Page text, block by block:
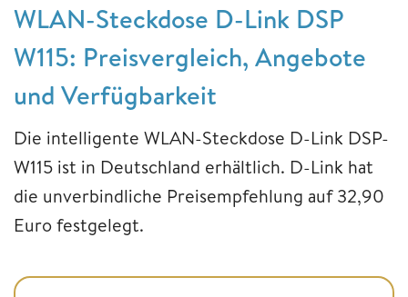
WLAN-Steckdose D-Link DSP
W115: Preisvergleich, Angebote
und Verfügbarkeit
Die intelligente WLAN-Steckdose D-Link DSP-
W115 ist in Deutschland erhältlich. D-Link hat
die unverbindliche Preisempfehlung auf 32,90
Euro festgelegt.